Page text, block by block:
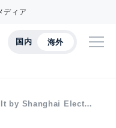
ディア
国内 海外
by Shanghai Elect…